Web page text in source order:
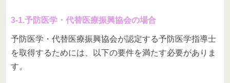
3-1.予防医学・代替医療振興協会の場合
予防医学・代替医療振興協会が認定する予防医学指導士
を取得するためには、以下の要件を満たす必要がありま
す。